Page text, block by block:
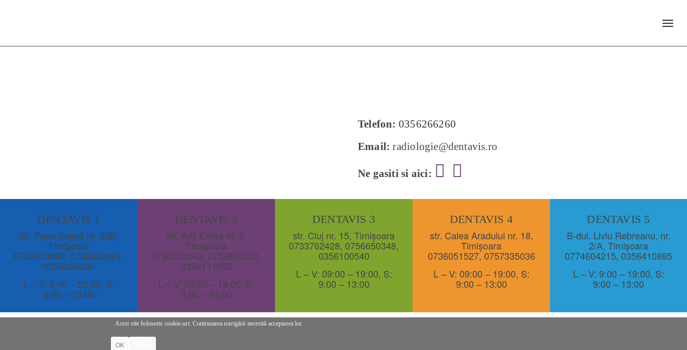
Telefon: 0356266260
Email: radiologie@dentavis.ro
Ne gasiti si aici:
DENTAVIS 1
str. Popa Șapcă nr. 20B,
Timișoara
0732915090,0758623991,
0356266260
L – V: 8:00 – 20:00, S:
9:00 – 13:00
DENTAVIS 2
str. Ady Endre nr. 2,
Timișoara
0734322943,0752656352,
0356111052
L – V: 09:00 – 19:00, S:
9:00 – 13:00
DENTAVIS 3
str. Cluj nr. 15, Timișoara
0733762428, 0756650348,
0356100540
L – V: 09:00 – 19:00, S:
9:00 – 13:00
DENTAVIS 4
str. Calea Aradului nr. 18,
Timișoara
0736051527,0757335036
L – V: 09:00 – 19:00, S:
9:00 – 13:00
DENTAVIS 5
B-dul. Liviu Rebreanu, nr.
2/A, Timișoara
0774604215, 0356410885
L – V: 9:00 – 19:00, S:
9:00 – 13:00
Acest site foloseste cookie-uri. Continuarea navigării necesită acceptarea lor.
OK